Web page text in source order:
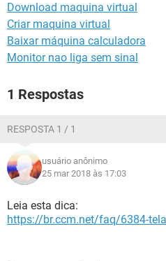
Download maquina virtual
Criar maquina virtual
Baixar máquina calculadora
Monitor nao liga sem sinal
1 Respostas
RESPOSTA 1 / 1
usuário anônimo
25 mar 2018 às 17:03
Leia esta dica:
https://br.ccm.net/faq/6384-